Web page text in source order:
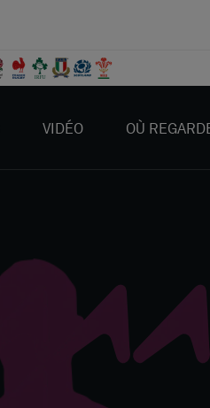
VIDÉO OÙ